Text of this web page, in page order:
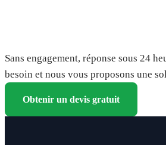
Sans engagement, réponse sous 24
besoin et nous vous proposons une
Obtenir un devis gratuit